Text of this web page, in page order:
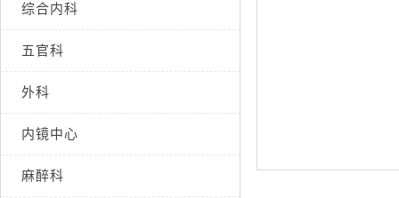
综合内科
五官科
外科
内镜中心
麻醉科